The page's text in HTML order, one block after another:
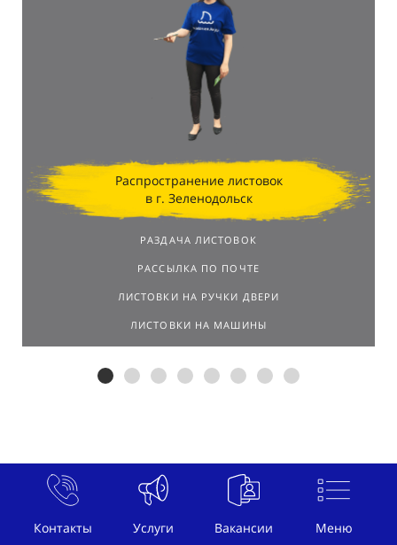
Контакты Услуги Вакансии Меню
Распространение листовок
в г. Зеленодольск
РАЗДАЧА ЛИСТОВОК
РАССЫЛКА ПО ПОЧТЕ
ЛИСТОВКИ НА РУЧКИ ДВЕРИ
ЛИСТОВКИ НА МАШИНЫ